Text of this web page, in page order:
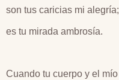
son tus caricias mi alegría;
es tu mirada ambrosía.
Cuando tu cuerpo y el mío